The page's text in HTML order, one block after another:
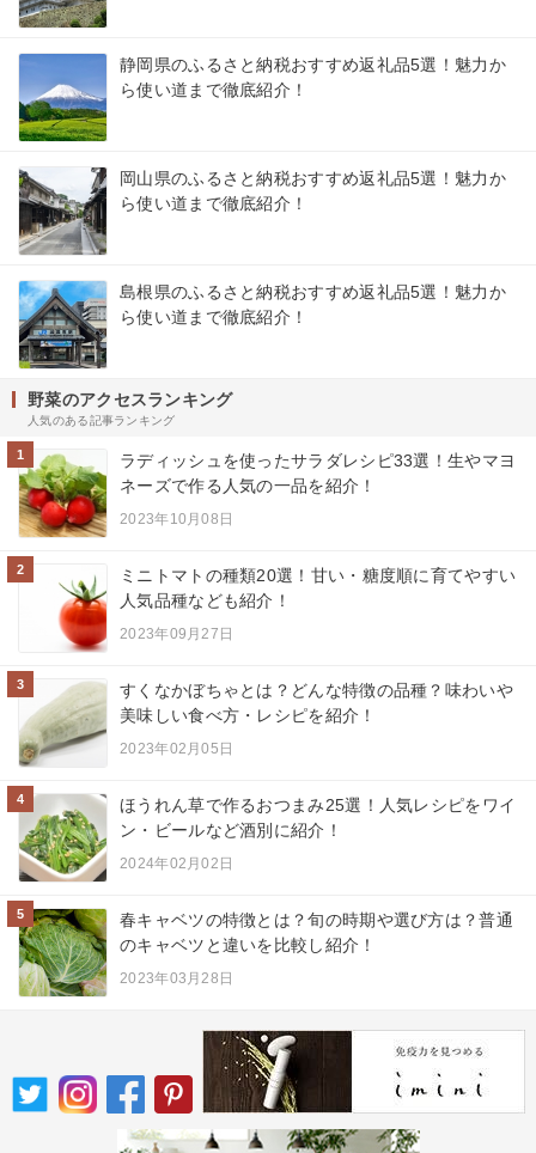
静岡県のふるさと納税おすすめ返礼品5選！魅力か
ら使い道まで徹底紹介！
岡山県のふるさと納税おすすめ返礼品5選！魅力か
ら使い道まで徹底紹介！
島根県のふるさと納税おすすめ返礼品5選！魅力か
ら使い道まで徹底紹介！
野菜のアクセスランキング
人気のある記事ランキング
1
ラディッシュを使ったサラダレシピ33選！生やマヨ
ネーズで作る人気の一品を紹介！
2023年10月08日
2
ミニトマトの種類20選！甘い・糖度順に育てやすい
人気品種なども紹介！
2023年09月27日
3
すくなかぼちゃとは？どんな特徴の品種？味わいや
美味しい食べ方・レシピを紹介！
2023年02月05日
4
ほうれん草で作るおつまみ25選！人気レシピをワイ
ン・ビールなど酒別に紹介！
2024年02月02日
5
春キャベツの特徴とは？旬の時期や選び方は？普通
のキャベツと違いを比較し紹介！
2023年03月28日